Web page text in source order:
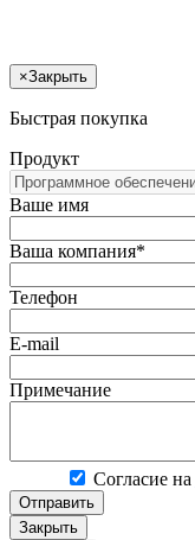
×Закрыть
Быстрая покупка
Продукт
Ваше имя
Ваша компания*
Телефон
E-mail
Примечание
Согласие на
Отправить
Закрыть